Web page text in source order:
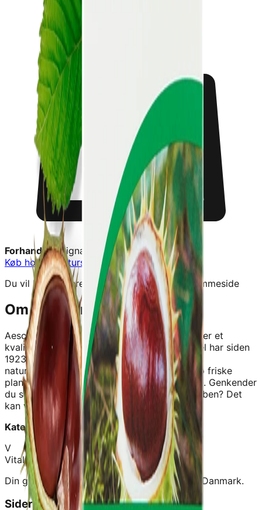
Forhandler: Signaturshop
Køb hosSignaturshop→
Du vil blive videresendt til forhandlerens hjemmeside
Om dette produkt
Aesculaforce Forte - 60 Tabletter - A. Vogel
er et
kvalitetskosttilskud fra
Signaturshop A.Vogel har siden
1923 udviklet og fremstillet helseprodukter,
naturløgemidler og kosttilskud med fokus pø friske
planter, vildtsamlede eller økologisk dyrkede. Genkender
du symptomer som trøtte, tunge og høvede ben? Det
kan vøre, at du har et ensformigt
Kategori:
Naturløgemidler
V
Vitalance
Din guide til at finde de bedste kosttilskud i Danmark.
Sider